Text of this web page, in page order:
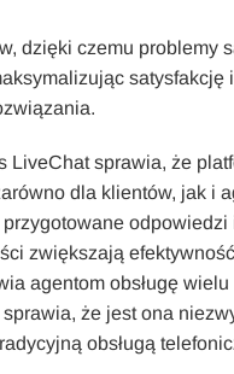
dzięki czemu problemy
satysfakcję i
LiveChat sprawia, że
dla klientów, jak i
odpowiedzi
zwiększają
agentom obsługę
że jest ona
obsługą